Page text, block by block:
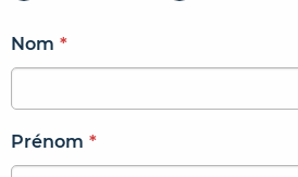
Nom *
Prénom *